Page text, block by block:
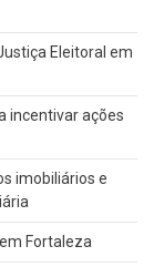
Eleitoral em
incentivar ações
imobiliários e
Fortaleza